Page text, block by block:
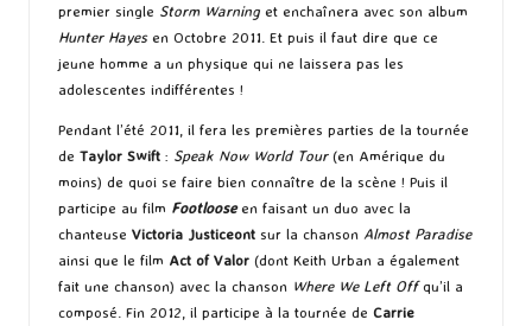
premier single Storm Warning et enchaînera avec son album
Hunter Hayesen Octobre 2011. Et puis il faut dire que ce
jeune homme a un physique qui ne laissera pas les
adolescentes indifférentes !
Pendant l’été 2011, il fera les premières parties de la tournée
de Taylor Swift : Speak Now World Tour(en Amérique du
moins) de quoi se faire bien connaître de la scène ! Puis il
participe au film Footloose en faisant un duo avec la
chanteuse Victoria Justiceont sur la chanson Almost Paradise
ainsi que le film Act of Valor (dont Keith Urban a également
fait une chanson) avec la chanson Where We Left Offqu’il a
composé. Fin 2012, il participe à la tournée de Carrie